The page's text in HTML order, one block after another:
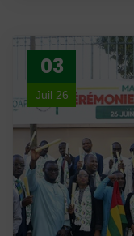
03
Juil 26